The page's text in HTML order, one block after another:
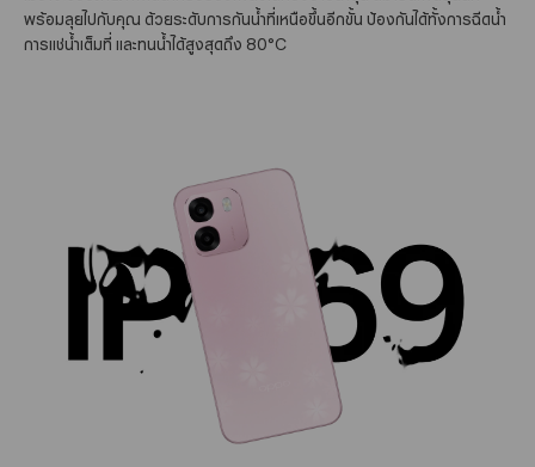
พร้อมลุยไปกับคุณ ด้วยระดับการกันน้ำที่เหนือขึ้นอีกขั้น ป้องกันได้ทั้งการฉีดน้ำ
การแช่น้ำเต็มที่ และทนน้ำได้สูงสุดถึง 80°C